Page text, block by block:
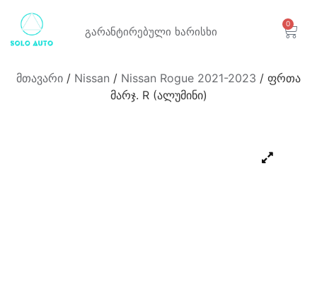
გარანტირებული ხარისხი
0
მთავარი / Nissan / Nissan Rogue 2021-2023 / ფრთა
მარჯ. R (ალუმინი)